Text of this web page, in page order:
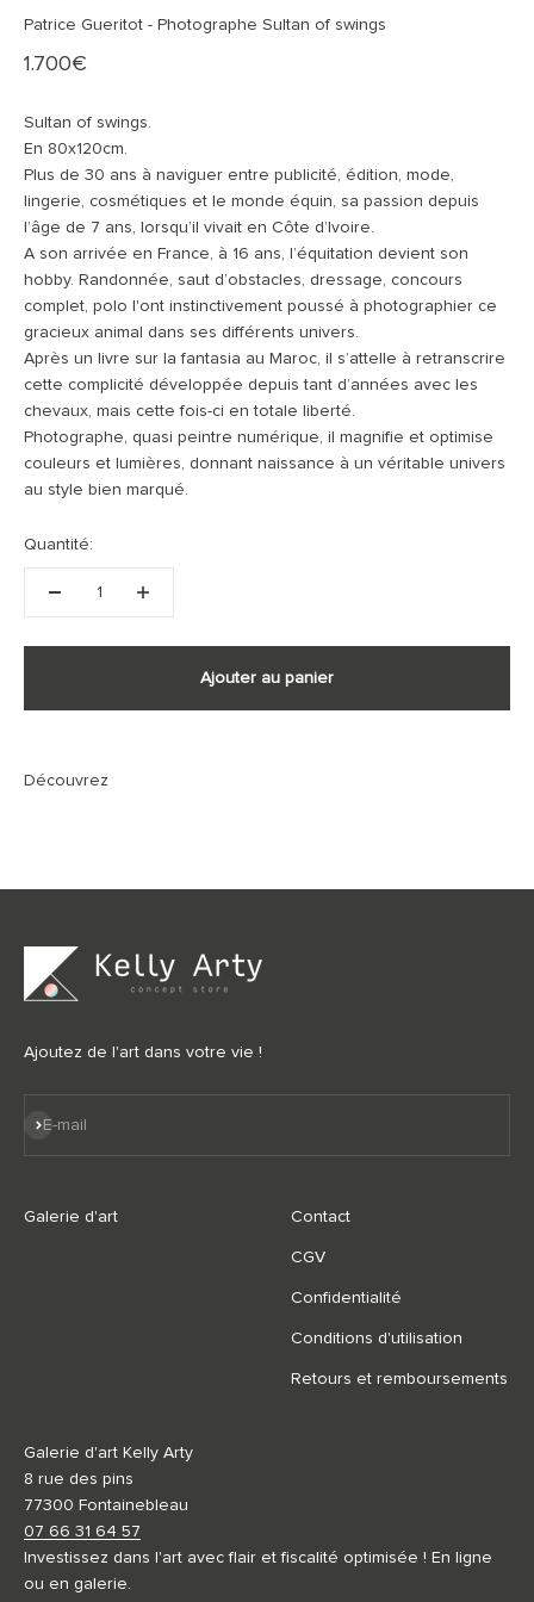
Patrice Gueritot - Photographe Sultan of swings
Prix de vente
1.700€
Sultan of swings.
En 80x120cm.
Plus de 30 ans à naviguer entre publicité, édition, mode,
lingerie, cosmétiques et le monde équin, sa passion depuis
l’âge de 7 ans, lorsqu’il vivait en Côte d’Ivoire.
A son arrivée en France, à 16 ans, l’équitation devient son
hobby. Randonnée, saut d’obstacles, dressage, concours
complet, polo l'ont instinctivement poussé à photographier ce
gracieux animal dans ses différents univers.
Après un livre sur la fantasia au Maroc, il s’attelle à retranscrire
cette complicité développée depuis tant d’années avec les
chevaux, mais cette fois-ci en totale liberté.
Photographe, quasi peintre numérique, il magnifie et optimise
couleurs et lumières, donnant naissance à un véritable univers
au style bien marqué.
Quantité:
Ajouter au panier
Ajoutez de l'art dans votre vie !
E-mail
S'inscrire
Galerie d'art Contact
CGV
Confidentialité
Conditions d'utilisation
Retours et remboursements
Galerie d'art Kelly Arty
8 rue des pins
77300 Fontainebleau
07 66 31 64 57
Investissez dans l'art avec flair et fiscalité optimisée ! En ligne
ou en galerie.